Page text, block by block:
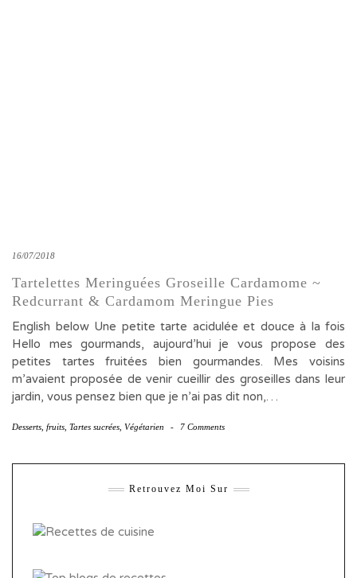
16/07/2018
Tartelettes Meringuées Groseille Cardamome ~
Redcurrant & Cardamom Meringue Pies
English below Une petite tarte acidulée et douce à la fois
Hello mes gourmands, aujourd’hui je vous propose des
petites tartes fruitées bien gourmandes. Mes voisins
m’avaient proposée de venir cueillir des groseilles dans leur
jardin, vous pensez bien que je n’ai pas dit non,…
Desserts fruits Tartes sucrées Végétarien - 7 Comments
Retrouvez Moi Sur